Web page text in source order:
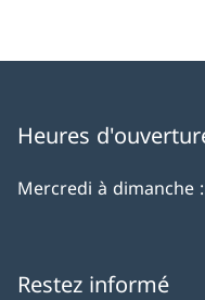
Heures
Mercredi à dimanche
Restez informé